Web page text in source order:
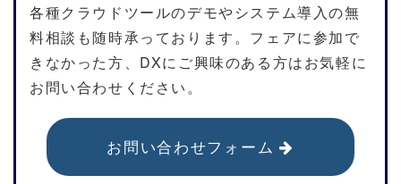
各種クラウドツールのデモやシステム導入の無
料相談も随時承っております。フェアに参加で
きなかった方、DXにご興味のある方はお気軽に
お問い合わせください。
お問い合わせフォーム